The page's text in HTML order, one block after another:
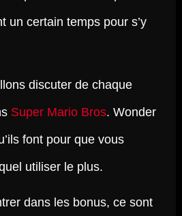
un certain temps pour s’y
discuter de chaque
Super Mario Bros. Wonder
font pour que vous
utiliser le plus.
dans les bonus, ce sont